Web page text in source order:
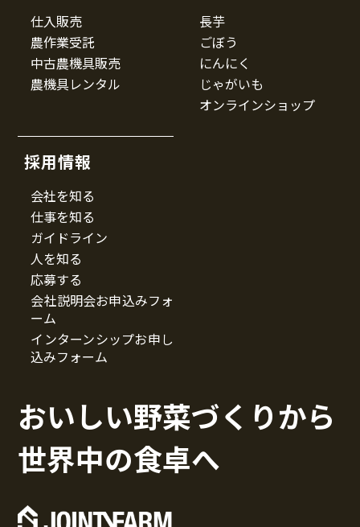
仕入販売
農作業受託
中古農機具販売
農機具レンタル
長芋
ごぼう
にんにく
じゃがいも
オンラインショップ
採用情報
会社を知る
仕事を知る
ガイドライン
人を知る
応募する
会社説明会お申込みフォ
ーム
インターンシップお申し
込みフォーム
おいしい野菜づくりから
世界中の食卓へ